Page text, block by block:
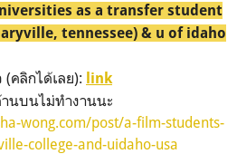
as a transfer student
tennessee) & u of idaho
คลิกได้เลย): link
นบนไม่ทำงานนะ
wong.com/post/a-film-students-
college-and-uidaho-usa